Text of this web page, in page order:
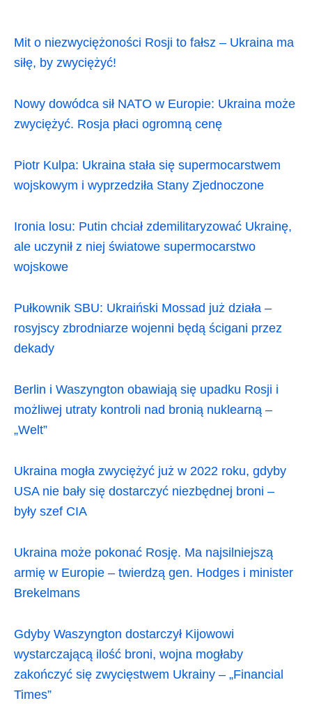
Mit o niezwyciężoności Rosji to fałsz – Ukraina ma
siłę, by zwyciężyć!
Nowy dowódca sił NATO w Europie: Ukraina może
zwyciężyć. Rosja płaci ogromną cenę
Piotr Kulpa: Ukraina stała się supermocarstwem
wojskowym i wyprzedziła Stany Zjednoczone
Ironia losu: Putin chciał zdemilitaryzować Ukrainę,
ale uczynił z niej światowe supermocarstwo
wojskowe
Pułkownik SBU: Ukraiński Mossad już działa –
rosyjscy zbrodniarze wojenni będą ścigani przez
dekady
Berlin i Waszyngton obawiają się upadku Rosji i
możliwej utraty kontroli nad bronią nuklearną –
„Welt”
Ukraina mogła zwyciężyć już w 2022 roku, gdyby
USA nie bały się dostarczyć niezbędnej broni –
były szef CIA
Ukraina może pokonać Rosję. Ma najsilniejszą
armię w Europie – twierdzą gen. Hodges i minister
Brekelmans
Gdyby Waszyngton dostarczył Kijowowi
wystarczającą ilość broni, wojna mogłaby
zakończyć się zwycięstwem Ukrainy – „Financial
Times”